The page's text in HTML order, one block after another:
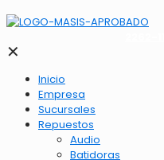
✕
Inicio
Empresa
Sucursales
Repuestos
Audio
Batidoras